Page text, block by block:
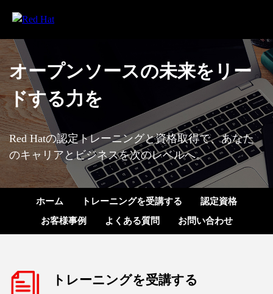
オープンソースの未来を リー
ドする力を
Red Hatの認定トレーニングと資格取得で、あなた
のキャリアとビジネスを次のレベルへ。
ホーム トレーニングを受講する
認定資格
お客様事例
よくある質問 お問い合わせ
トレーニングを受講する